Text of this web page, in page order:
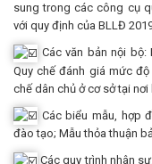
sung trong các công cụ
với quy định của BLLĐ
Các văn bản nội
Quy chế đánh giá mức
chế dân chủ ở cơ sở tại nơi
Các biểu mẫu, hợp
đào tạo; Mẫu thỏa thuận
Các quy trình nhân